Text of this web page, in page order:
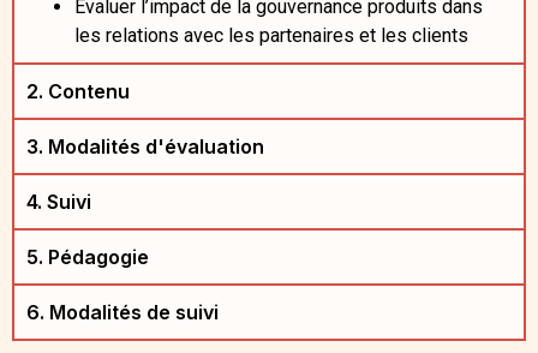
Évaluer l’impact de la gouvernance produits dans
les relations avec les partenaires et les clients
2. Contenu
3. Modalités d'évaluation
4. Suivi
5. Pédagogie
6. Modalités de suivi